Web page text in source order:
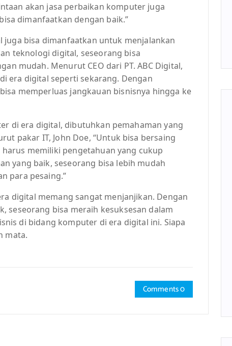
akan jasa perbaikan komputer juga
dimanfaatkan dengan baik.”
bisa dimanfaatkan untuk menjalankan
teknologi digital, seseorang bisa
mudah. Menurut CEO dari PT. ABC Digital,
era digital seperti sekarang. Dengan
memperluas jangkauan bisnisnya hingga ke
di era digital, dibutuhkan pemahaman yang
pakar IT, John Doe, “Untuk bisa bersaing
memiliki pengetahuan yang cukup
yang baik, seseorang bisa lebih mudah
para pesaing.”
digital memang sangat menjanjikan. Dengan
seseorang bisa meraih kesuksesan dalam
di bidang komputer di era digital ini. Siapa
mata.
Comments 0